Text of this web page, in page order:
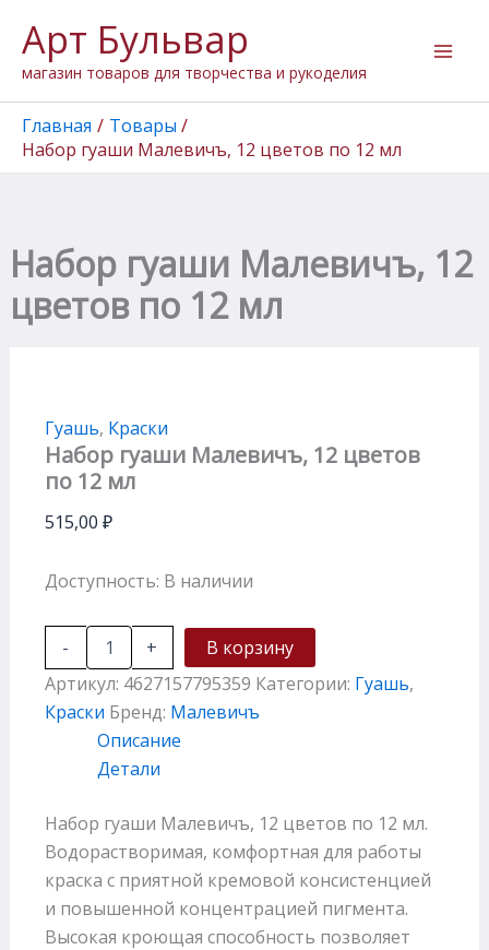
содержимому
Арт Бульвар
магазин товаров для творчества и рукоделия
Главная
Товары
Набор гуаши Малевичъ, 12 цветов по 12 мл
Набор гуаши Малевичъ, 12
цветов по 12 мл
Гуашь, Краски
Набор гуаши Малевичъ, 12 цветов
по 12 мл
515,00 ₽
Доступность: В наличии
-
товара
Набор
гуаши
Малевичъ,
12
цветов
по
+
В корзину
Артикул: 4627157795359 Категории: Гуашь,
Краски Бренд: Малевичъ
Описание
Детали
Набор гуаши Малевичъ, 12 цветов по 12 мл.
Водорастворимая, комфортная для работы
краска с приятной кремовой консистенцией
и повышенной концентрацией пигмента.
Высокая кроющая способность позволяет